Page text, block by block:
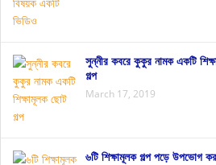
সুন্নীর কবরে কুকুর নামক একটি
গল্প
March 17, 2019
৬টি শিক্ষামূলক গল্প পড়ে উপভোগ